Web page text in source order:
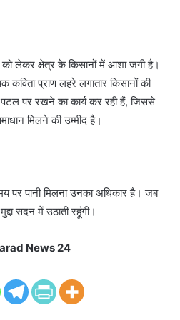
लेकर क्षेत्र के किसानों में आशा जगी है।
कविता प्राण लहरे लगातार किसानों की
पर रखने का कार्य कर रही हैं, जिससे
मिलने की उम्मीद है।
पर पानी मिलना उनका अधिकार है। जब
सदन में उठाती रहूंगी।
News 24